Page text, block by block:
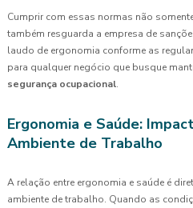
Cumprir com essas normas não
também resguarda a empresa de
laudo de ergonomia conforme as
para qualquer negócio que busque
segurança ocupacional.
Ergonomia e Saúde:
Ambiente de Trabalho
A relação entre ergonomia e saúde é
ambiente de trabalho. Quando as